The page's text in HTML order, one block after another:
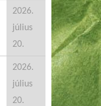
2026.
július
20.
2026.
július
20.